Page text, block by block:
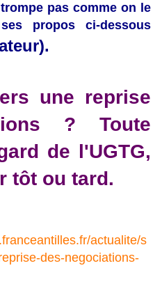
pas comme on le
propos ci-dessous
une reprise
? Toute
de l'UGTG,
tôt ou tard.
actualite/s
des-negociations-